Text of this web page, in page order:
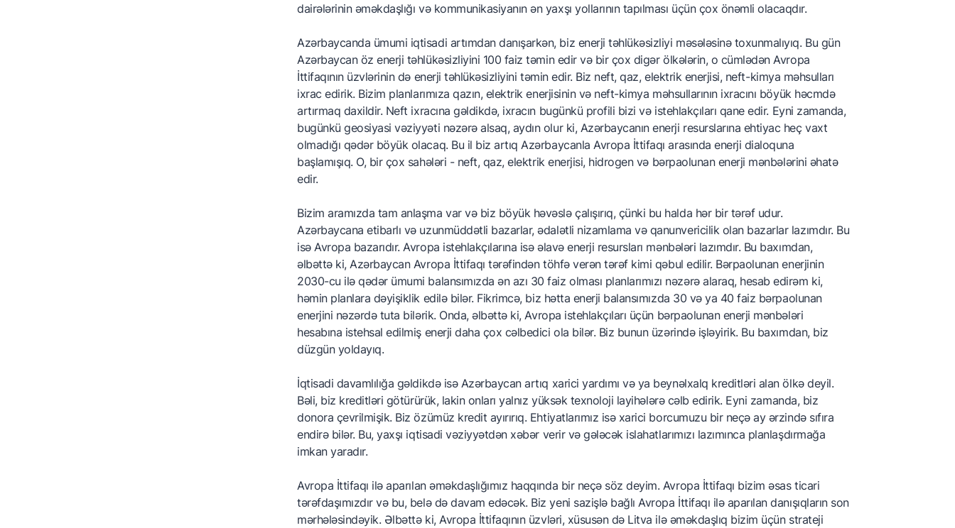
dairələrinin əməkdaşlığı və kommunikasiyanın ən yaxşı yollarının tapılması üçün çox önəmli olacaqdır.
Azərbaycanda ümumi iqtisadi artımdan danışarkən, biz enerji təhlükəsizliyi məsələsinə toxunmalıyıq. Bu gün
Azərbaycan öz enerji təhlükəsizliyini 100 faiz təmin edir və bir çox digər ölkələrin, o cümlədən Avropa
İttifaqının üzvlərinin də enerji təhlükəsizliyini təmin edir. Biz neft, qaz, elektrik enerjisi, neft-kimya məhsulları
ixrac edirik. Bizim planlarımıza qazın, elektrik enerjisinin və neft-kimya məhsullarının ixracını böyük həcmdə
artırmaq daxildir. Neft ixracına gəldikdə, ixracın bugünkü profili bizi və istehlakçıları qane edir. Eyni zamanda,
bugünkü geosiyasi vəziyyəti nəzərə alsaq, aydın olur ki, Azərbaycanın enerji resurslarına ehtiyac heç vaxt
olmadığı qədər böyük olacaq. Bu il biz artıq Azərbaycanla Avropa İttifaqı arasında enerji dialoquna
başlamışıq. O, bir çox sahələri - neft, qaz, elektrik enerjisi, hidrogen və bərpaolunan enerji mənbələrini əhatə
edir.
Bizim aramızda tam anlaşma var və biz böyük həvəslə çalışırıq, çünki bu halda hər bir tərəf udur.
Azərbaycana etibarlı və uzunmüddətli bazarlar, ədalətli nizamlama və qanunvericilik olan bazarlar lazımdır. Bu
isə Avropa bazarıdır. Avropa istehlakçılarına isə əlavə enerji resursları mənbələri lazımdır. Bu baxımdan,
əlbəttə ki, Azərbaycan Avropa İttifaqı tərəfindən töhfə verən tərəf kimi qəbul edilir. Bərpaolunan enerjinin
2030-cu ilə qədər ümumi balansımızda ən azı 30 faiz olması planlarımızı nəzərə alaraq, hesab edirəm ki,
həmin planlara dəyişiklik edilə bilər. Fikrimcə, biz hətta enerji balansımızda 30 və ya 40 faiz bərpaolunan
enerjini nəzərdə tuta bilərik. Onda, əlbəttə ki, Avropa istehlakçıları üçün bərpaolunan enerji mənbələri
hesabına istehsal edilmiş enerji daha çox cəlbedici ola bilər. Biz bunun üzərində işləyirik. Bu baxımdan, biz
düzgün yoldayıq.
İqtisadi davamlılığa gəldikdə isə Azərbaycan artıq xarici yardımı və ya beynəlxalq kreditləri alan ölkə deyil.
Bəli, biz kreditləri götürürük, lakin onları yalnız yüksək texnoloji layihələrə cəlb edirik. Eyni zamanda, biz
donora çevrilmişik. Biz özümüz kredit ayırırıq. Ehtiyatlarımız isə xarici borcumuzu bir neçə ay ərzində sıfıra
endirə bilər. Bu, yaxşı iqtisadi vəziyyətdən xəbər verir və gələcək islahatlarımızı lazımınca planlaşdırmağa
imkan yaradır.
Avropa İttifaqı ilə aparılan əməkdaşlığımız haqqında bir neçə söz deyim. Avropa İttifaqı bizim əsas ticari
tərəfdaşımızdır və bu, belə də davam edəcək. Biz yeni sazişlə bağlı Avropa İttifaqı ilə aparılan danışıqların son
mərhələsindəyik. Əlbəttə ki, Avropa İttifaqının üzvləri, xüsusən də Litva ilə əməkdaşlıq bizim üçün strateji